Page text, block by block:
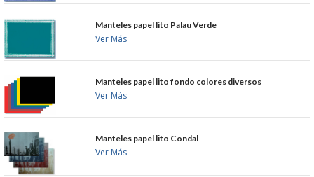
AVISO LEGAL
POL�TICA DE PRIVACIDAD
CONDICIONES DE USO
BLOG
Manteles papel lito Palau Verde
Ver Más
Manteles papel lito fondo colores diversos
Ver Más
Manteles papel lito Condal
Ver Más